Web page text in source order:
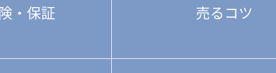
・保証 売るコツ